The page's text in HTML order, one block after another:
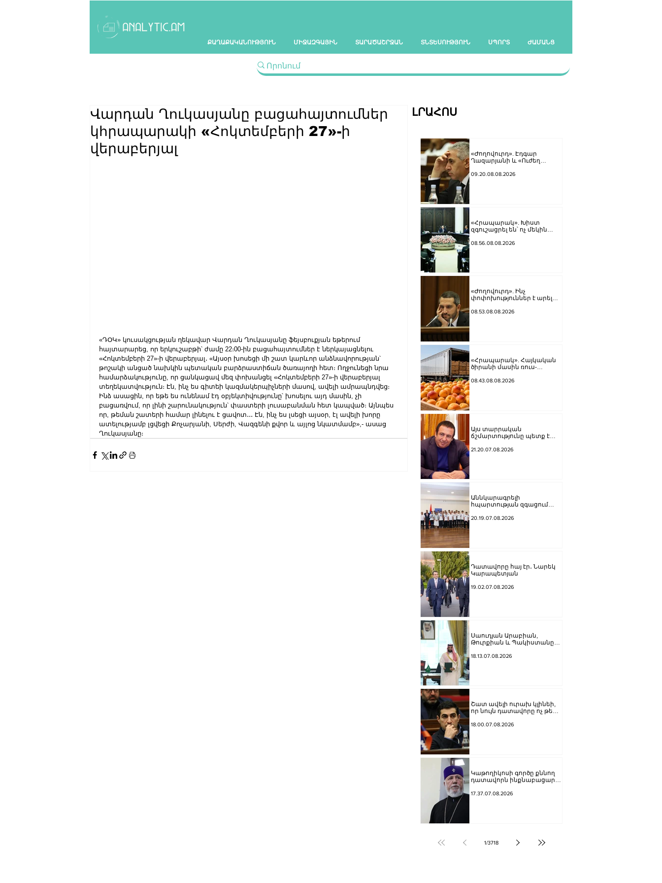
ՔԱՂԱՔԱԿԱՆՈՒԹՅՈՒՆ ՄԻՋԱԶԳԱՅԻՆ ՏԱՐԱԾԱՇՐՋԱՆ ՏՆՏԵՍՈՒԹՅՈՒՆ ՍՊՈՐՏ ԺԱՄԱՆՑ
Վարդան Ղուկասյանը բացահայտումներ
կհրապարակի «Հոկտեմբերի 27»-ի
վերաբերյալ
«ԴՕԿ» կուսակցության ղեկավար Վարդան Ղուկասյանը ֆեյսբուքյան եթերում
հայտարարեց, որ երկուշաբթի՝ ժամը 22։00-ին բացահայտումներ է ներկայացնելու
«Հոկտեմբերի 27»-ի վերաբերյալ․ «Այսօր խոսեցի մի շատ կարևոր անձնավորության՝
թոշակի անցած նախկին պետական բարձրաստիճան ծառայողի հետ։ Ողջունեցի նրա
համարձակությունը, որ ցանկացավ մեզ փոխանցել «Հոկտեմբերի 27»-ի վերաբերյալ
տեղեկատվություն։ Էն, ինչ ես գիտեի կազմակերպիչների մասով, ավելի ամրապնդվեց։
Ինձ ասացին, որ եթե ես ունենամ էդ օբյեկտիվությունը՝ խոսելու այդ մասին, չի
բացառվում, որ լինի շարունակություն՝ փաստերի լուսաբանման հետ կապված։ Այնպես
որ, թեման շատերի համար լինելու է ցավոտ․․․ Էն, ինչ ես լսեցի այսօր, էլ ավելի խորը
ատելությամբ լցվեցի Քոչարյանի, Սերժի, Վազգենի քվոր և այլոց նկատմամբ»,- ասաց
Ղուկասյանը։
ԼՐԱՀՈՍ
«Ժողովուրդ». Էդգար
Ղազարյանի և «Ուժեղ
հարաբերությունները լարվել
09.20.08.08.2026
«Հրապարակ». Խիստ
զգուշացրել են՝ ոչ մեկին
չափը, սպառնացել ազատել
08.56.08.08.2026
«Ժողովուրդ». Ինչ
փոփոխություններ է արել
08.53.08.08.2026
«Հրապարակ». Հայկական
ծիրանի մասին ռուս-
մատնել են «հայկական
08.43.08.08.2026
Այս տարրական
ճշմարտությունը պետք է
ուժայիններին և
21.20.07.08.2026
Աննկարագրելի
հպարտության զգացում
օրհներգը, ու բարձրացվեց
անդամներին
20.19.07.08.2026
Դատավորը հայ էր․ Նարեկ
Կարապետյան
19.02.07.08.2026
Սաուդյան Արաբիան,
Թուրքիան և Պակիստանը
պաշտպանության մասին
18.13.07.08.2026
Շատ ավելի ուրախ կլինեի,
որ նույն դատավորը ոչ թե
կարճեր քրեական գործը.
18.00.07.08.2026
Կաթողիկոսի գործը քննող
դատավորն ինքնաբացարկ
17.37.07.08.2026
1/3718